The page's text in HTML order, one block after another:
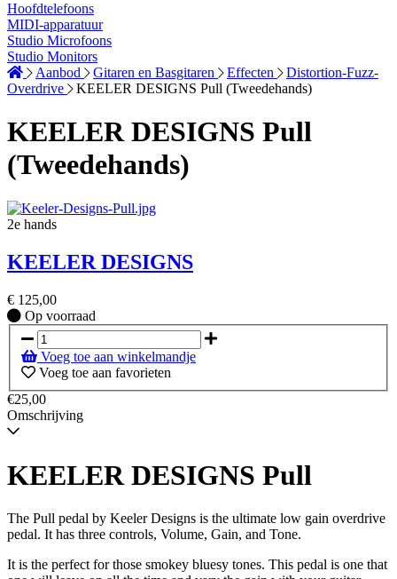
Hoofdtelefoons
MIDI-apparatuur
Studio Microfoons
Studio Monitors
Aanbod
Gitaren en Basgitaren Effecten
Distortion-Fuzz-
Overdrive
KEELER DESIGNS Pull (Tweedehands)
KEELER DESIGNS Pull
(Tweedehands)
2e hands
KEELER DESIGNS
€ 125,00
Op
voorraad
Op voorraad
Voeg toe aan winkelmandje
Voeg toe aan favorieten
€25,00
Omschrijving
KEELER DESIGNS Pull
The Pull pedal by Keeler Designs is the ultimate low gain overdrive
pedal. It has three controls, Volume, Gain, and Tone.
It is the perfect for those smokey bluesy tones. This pedal is one that